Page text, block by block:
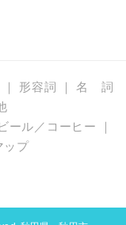
｜ 形容詞 ｜名 詞
ビール／コーヒー ｜
ップ